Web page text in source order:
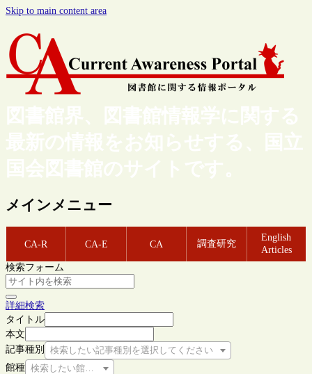
Skip to main content area
図書館界、図書館情報学に関する
最新の情報をお知らせする、国立
国会図書館のサイトです。
メインメニュー
CA-R CA-E CA 調査研究
English
Articles
検索フォーム
詳細検索
タイトル
本文
記事種別
検索したい記事種別を選択してください
館種 検索したい館種を選択してください